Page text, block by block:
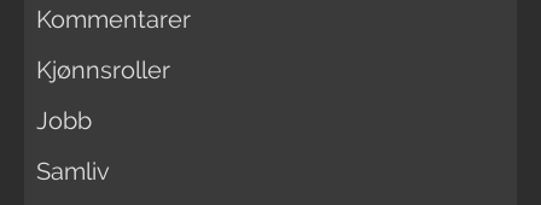
Kommentarer
Kjønnsroller
Jobb
Samliv